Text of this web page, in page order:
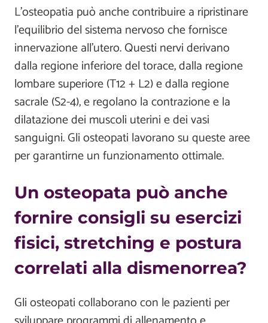
L'osteopatia può anche contribuire a ripristinare
l'equilibrio del sistema nervoso che fornisce
innervazione all'utero. Questi nervi derivano
dalla regione inferiore del torace, dalla regione
lombare superiore (T12 + L2) e dalla regione
sacrale (S2-4), e regolano la contrazione e la
dilatazione dei muscoli uterini e dei vasi
sanguigni. Gli osteopati lavorano su queste aree
per garantirne un funzionamento ottimale.
Un osteopata può anche
fornire consigli su esercizi
fisici, stretching e postura
correlati alla dismenorrea?
Gli osteopati collaborano con le pazienti per